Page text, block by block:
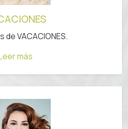
de VACACIONES.
más